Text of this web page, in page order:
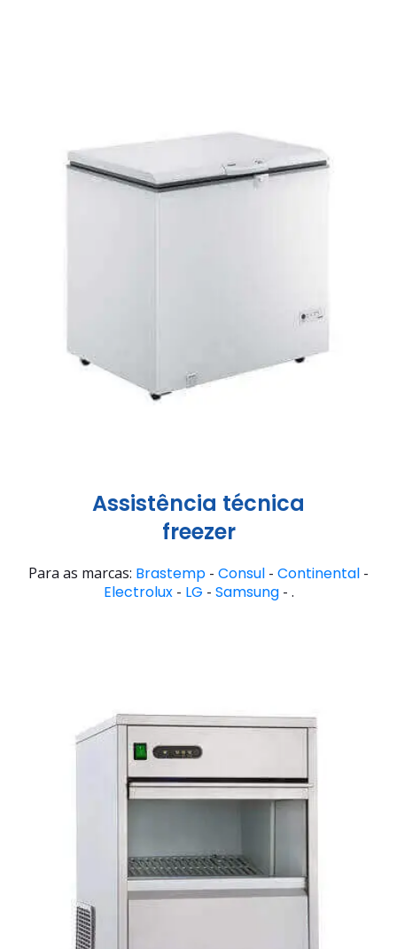
Assistência técnica
freezer
Para as marcas: Brastemp - Consul - Continental -
Electrolux- LG - Samsung- .